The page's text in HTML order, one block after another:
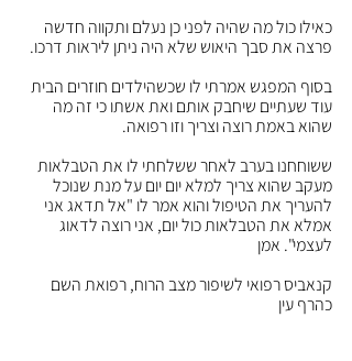
כאילו כול מה שהיה לפני כן נעלם ותקווה חדשה
פרצה את סבך היאוש שלא היה ניתן ליראות דרכו.
בסוף המפגש אמרתי לו שכשהילדים חוזרים הבית
עוד שעתיים שיחבק אותם ואת אשתו כי זה מה
שהוא באמת רוצה וצריך וזו רפואה.
ששוחחנו בערב לאחר ששלחתי לו את הטבלאות
מעקב שהוא צריך למלא יום יום על מנת שנוכל
להעריך את הטיפול והוא אמר לו "אל תדאג אני
אמלא את הטבלאות כול יום, אני רוצה לדאוג
לעצמי". אמן
קנאביס רפואי לשיפור מצב הרוח, רפואת השם
כהרף עין